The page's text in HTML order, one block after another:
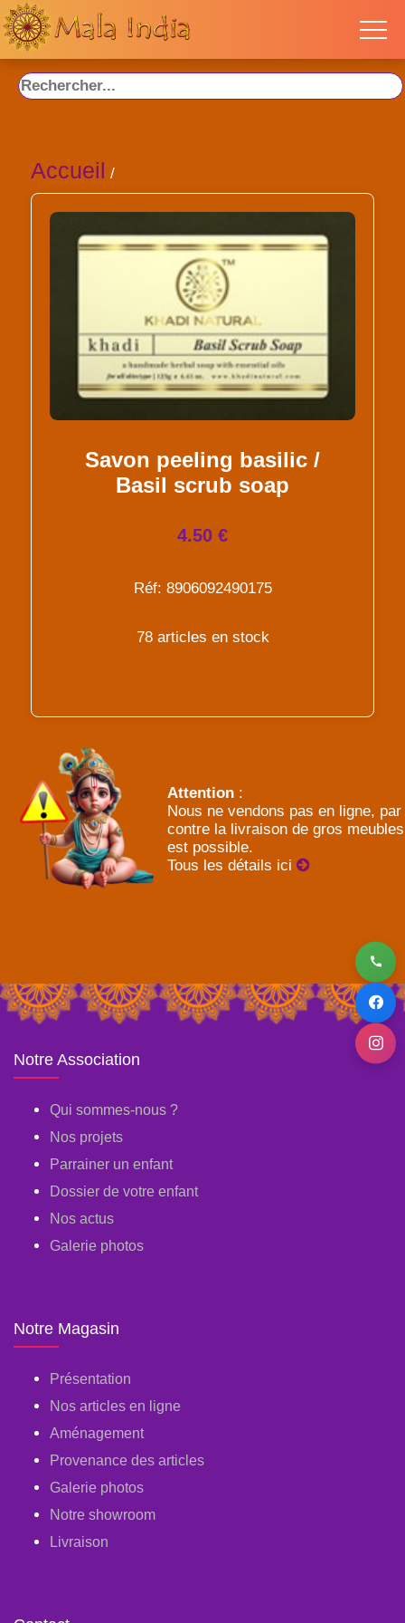
Accueil /
Savon peeling basilic /
Basil scrub soap
4.50 €
Réf: 8906092490175
78 articles en stock
Attention :
Nous ne vendons pas en ligne, par
contre la livraison de gros meubles
est possible.
Tous les détails ici
Notre Association
Qui sommes-nous ?
Nos projets
Parrainer un enfant
Dossier de votre enfant
Nos actus
Galerie photos
Notre Magasin
Présentation
Nos articles en ligne
Aménagement
Provenance des articles
Galerie photos
Notre showroom
Livraison